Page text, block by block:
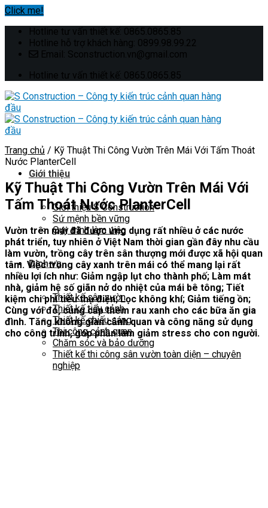
Click me!
content
Hotline tư vấn thiết kế: 0865.0865.85
Hotline hỗ trợ khách hàng: 0899.98.99.22
Email: Sconstruction.vn@gmail.com
Hotline tư vấn thiết kế: 0865.0865.85
Giới thiệu
Giới thiệu S Construction
Sứ mệnh bền vững
Quy trình làm việc
Dịch vụ
Thiết kế sân vườn
Thiết kế tiểu cảnh
Thiết kế chiếu sáng
Thi công cảnh quan
Chăm sóc và bảo dưỡng
Thiết kế thi công sân vườn toàn diện – chuyên
nghiệp
Trang chủ / Kỹ Thuật Thi Công Vườn Trên Mái Với Tấm Thoát
Nước PlanterCell
Kỹ Thuật Thi Công Vườn Trên Mái Với
Tấm Thoát Nước PlanterCell
Vườn trên mái đã được ứng dụng rất nhiều ở các nước
phát triển, tuy nhiên ở Việt Nam thời gian gần đây nhu cầu
làm vườn, trồng cây trên sân thượng mới được xã hội quan
tâm. Việc trồng cây xanh trên mái có thể mang lại rất
nhiều lợi ích như: Giảm ngập lụt cho thành phố; Làm mát
nhà, giảm hệ số giãn nở do nhiệt của mái bê tông; Tiết
kiệm chi phí tiêu thụ điện; Lọc không khí; Giảm tiếng ồn;
Cùng với đó, cung cấp thêm rau xanh cho các bữa ăn gia
đình. Tăng không gian cảnh quan và công năng sử dụng
cho công trình, góp phần làm giảm stress cho con người.